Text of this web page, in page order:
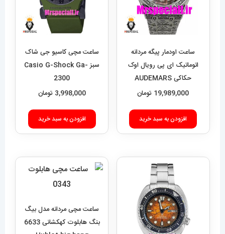
ساعت اودمار پیگه مردانه
اتوماتیک ای پی رویال اوک
حکاکی AUDEMARS
PIGUET ROYAL Oak
19,989,000 تومان
افزودن به سبد خرید
ساعت مچی کاسیو جی شاک
سبز Casio G-Shock Ga-
2300
3,998,000 تومان
افزودن به سبد خرید
ساعت مچی مردانه مدل بیگ
بنگ هابلوت کهکشانی 6633